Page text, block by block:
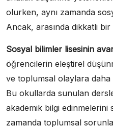
olurken, aynı zamanda
Ancak, arasında dikkatli
Sosyal bilimler lisesinin
öğrencilerin eleştirel
ve toplumsal olaylara daha
Bu okullarda sunulan
akademik bilgi edinmelerini
zamanda toplumsal